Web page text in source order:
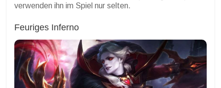
verwenden ihn im Spiel nur selten.
Feuriges Inferno